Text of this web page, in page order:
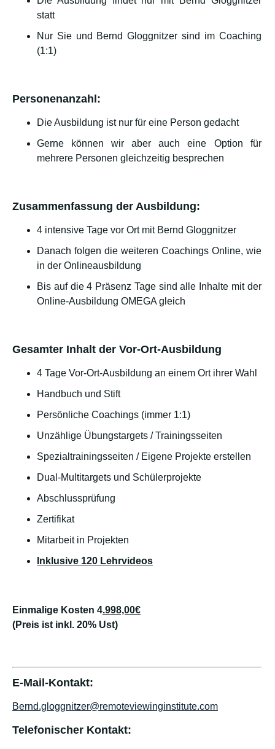
statt
Nur Sie und Bernd Gloggnitzer sind im Coaching
(1:1)
Personenanzahl:
Die Ausbildung ist nur für eine Person gedacht
Gerne können wir aber auch eine Option für
mehrere Personen gleichzeitig besprechen
Zusammenfassung der Ausbildung:
4 intensive Tage vor Ort mit Bernd Gloggnitzer
Danach folgen die weiteren Coachings Online, wie
in der Onlineausbildung
Bis auf die 4 Präsenz Tage sind alle Inhalte mit der
Online-Ausbildung OMEGA gleich
Gesamter Inhalt der Vor-Ort-Ausbildung
4 Tage Vor-Ort-Ausbildung an einem Ort ihrer Wahl
Handbuch und Stift
Persönliche Coachings (immer 1:1)
Unzählige Übungstargets / Trainingsseiten
Spezialtrainingsseiten / Eigene Projekte erstellen
Dual-Multitargets und Schülerprojekte
Abschlussprüfung
Zertifikat
Mitarbeit in Projekten
Inklusive 120 Lehrvideos
Einmalige Kosten 4.998,00€
(Preis ist inkl. 20% Ust)
E-Mail-Kontakt:
Bernd.gloggnitzer@remoteviewinginstitute.com
Telefonischer Kontakt: